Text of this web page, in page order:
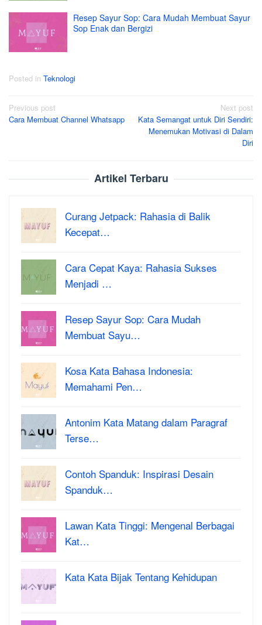
Resep Sayur Sop: Cara Mudah Membuat Sayur
Sop Enak dan Bergizi
Posted in Teknologi
Post
navigation
Previous post
Cara Membuat Channel Whatsapp
Next post
Kata Semangat untuk Diri Sendiri:
Menemukan Motivasi di Dalam
Diri
Artikel Terbaru
Curang Jetpack: Rahasia di Balik
Kecepat…
Cara Cepat Kaya: Rahasia Sukses
Menjadi …
Resep Sayur Sop: Cara Mudah
Membuat Sayu…
Kosa Kata Bahasa Indonesia:
Memahami Pen…
Antonim Kata Matang dalam Paragraf
Terse…
Contoh Spanduk: Inspirasi Desain
Spanduk…
Lawan Kata Tinggi: Mengenal Berbagai
Kat…
Kata Kata Bijak Tentang Kehidupan